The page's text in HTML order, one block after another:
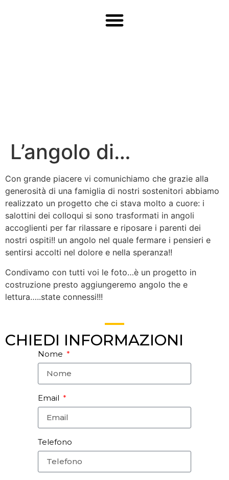
L’angolo di…
Con grande piacere vi comunichiamo che grazie alla
generosità di una famiglia di nostri sostenitori abbiamo
realizzato un progetto che ci stava molto a cuore: i
salottini dei colloqui si sono trasformati in angoli
accoglienti per far rilassare e riposare i parenti dei
nostri ospiti!! un angolo nel quale fermare i pensieri e
sentirsi accolti nel dolore e nella speranza!!
Condivamo con tutti voi le foto…è un progetto in
costruzione presto aggiungeremo angolo the e
lettura…..state connessi!!!
CHIEDI INFORMAZIONI
Nome
Email
Telefono